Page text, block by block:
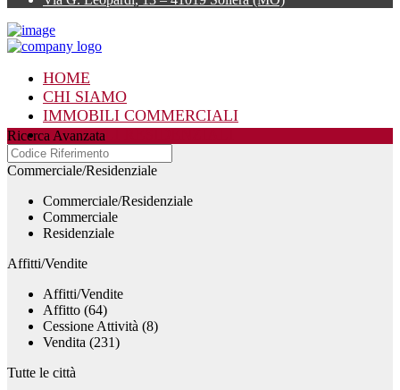
HOME
CHI SIAMO
IMMOBILI COMMERCIALI
IMMOBILI RESIDENZIALI
CONTATTI
Ricerca Avanzata
Commerciale/Residenziale
Commerciale/Residenziale
Commerciale
Residenziale
Affitti/Vendite
Affitti/Vendite
Affitto (64)
Cessione Attività (8)
Vendita (231)
Tutte le città